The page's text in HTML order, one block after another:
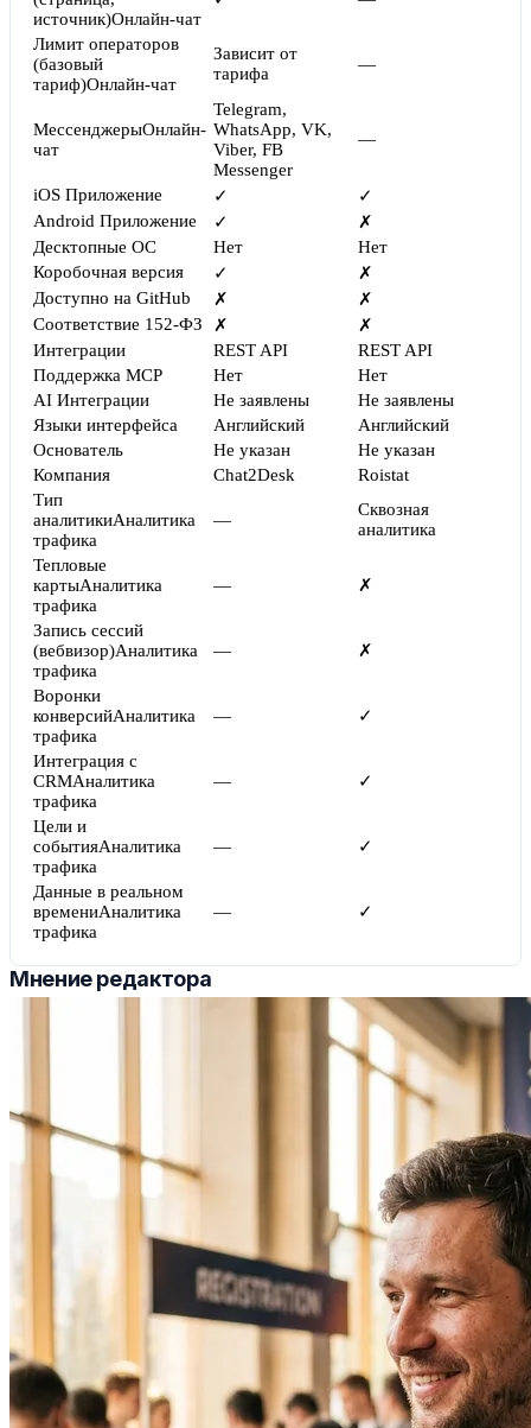
источник)Онлайн-чат
Лимит операторов
(базовый
тариф)Онлайн-чат
Зависит от
тарифа
—
МессенджерыОнлайн-
чат
Telegram,
WhatsApp, VK,
Viber, FB
Messenger
—
iOS Приложение ✓
✓
Android Приложение
✓
✗
Десктопные ОС
Нет
Нет
Коробочная версия
✓
✗
Доступно на GitHub
✗
✗
Соответствие 152-ФЗ
✗
✗
Интеграции
REST API
REST API
Поддержка MCP
Нет
Нет
AI Интеграции
Не заявлены
Не заявлены
Языки интерфейса
Английский
Английский
Основатель
Не указан
Не указан
Компания
Chat2Desk
Roistat
Тип
аналитикиАналитика
трафика
—
Сквозная
аналитика
Тепловые
картыАналитика
трафика
— ✗
Запись сессий
(вебвизор)Аналитика
трафика
— ✗
Воронки
конверсийАналитика
трафика
— ✓
Интеграция с
CRMАналитика
трафика
— ✓
Цели и
событияАналитика
трафика
— ✓
Данные в реальном
времениАналитика
трафика
— ✓
Мнение редактора